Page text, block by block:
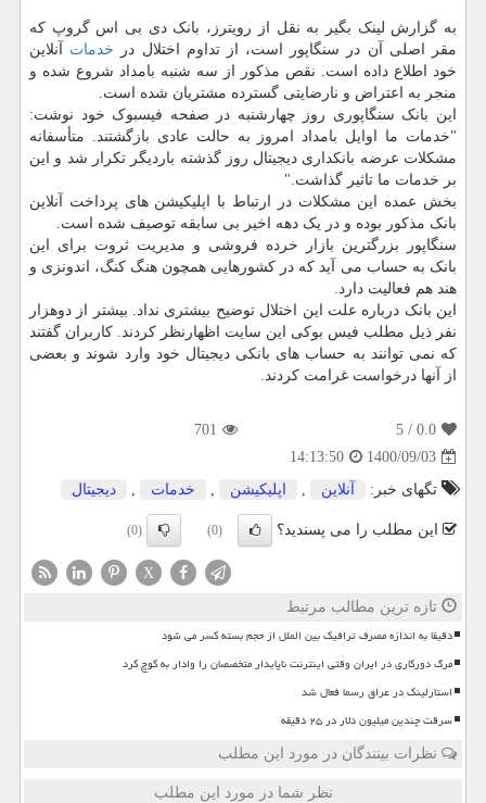
به گزارش لینک بگیر به نقل از رویترز، بانک دی بی اس گروپ که
مقر اصلی آن در سنگاپور است، از تداوم اختلال در خدمات آنلاین
خود اطلاع داده است. نقص مذکور از سه شنبه بامداد شروع شده و
منجر به اعتراض و نارضایتی گسترده مشتریان شده است.
این بانک سنگاپوری روز چهارشنبه در صفحه فیسبوک خود نوشت:
"خدمات ما اوایل بامداد امروز به حالت عادی بازگشتند. متأسفانه
مشکلات عرضه بانکداری دیجیتال روز گذشته باردیگر تکرار شد و این
بر خدمات ما تاثیر گذاشت."
بخش عمده این مشکلات در ارتباط با اپلیکیشن های پرداخت آنلاین
بانک مذکور بوده و در یک دهه اخیر بی سابقه توصیف شده است.
سنگاپور بزرگترین بازار خرده فروشی و مدیریت ثروت برای این
بانک به حساب می آید که در کشورهایی همچون هنگ کنگ، اندونزی و
هند هم فعالیت دارد.
این بانک درباره علت این اختلال توضیح بیشتری نداد. بیشتر از دوهزار
نفر ذیل مطلب فیس بوکی این سایت اظهارنظر کردند. کاربران گفتند
که نمی توانند به حساب های بانکی دیجیتال خود وارد شوند و بعضی
از آنها درخواست غرامت کردند.
0.0
/ 5
701
1400/09/03
14:13:50
تگهای خبر:
آنلاین , اپلیكیشن , خدمات , دیجیتال
این مطلب را می پسندید؟ (0)
(0)
X
تازه ترین مطالب مرتبط
دقیقا به اندازه مصرف ترافیک بین الملل از حجم بسته کسر می شود
مرگ دورکاری در ایران وقتی اینترنت ناپایدار متخصصان را وادار به کوچ کرد
استارلینک در عراق رسما فعال شد
سرقت چندین میلیون دلار در ۲۵ دقیقه
نظرات بینندگان در مورد این مطلب
نظر شما در مورد این مطلب